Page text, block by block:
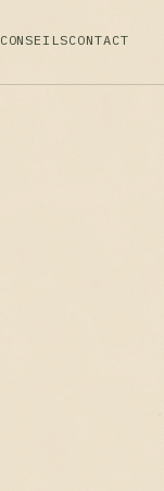
CONSEILSCONTACT